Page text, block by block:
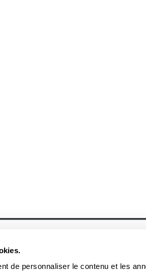
de personnaliser le contenu et les
Équipe
Nos lauréats